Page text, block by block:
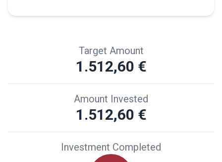
Target Amount
1.512,60 €
Amount Invested
1.512,60 €
Investment Completed